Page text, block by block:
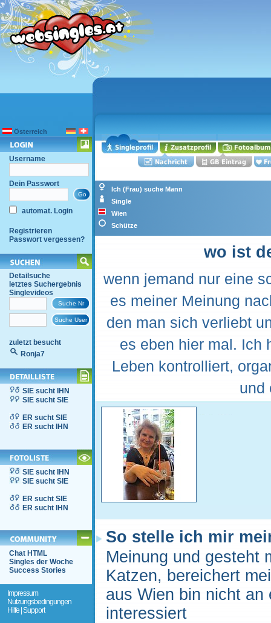
Österreich
Username
Dein Passwort
automat. Login
Registrieren
Passwort vergessen?
Detailsuche
letztes Suchergebnis
Singlevideos
zuletzt besucht
Ronja7
SIE sucht IHN
SIE sucht SIE
ER sucht SIE
ER sucht IHN
SIE sucht IHN
SIE sucht SIE
ER sucht SIE
ER sucht IHN
Chat HTML
Singles der Woche
Success Stories
Impressum
Nutzungsbedingungen
Hilfe | Support
Ich (Frau) suche Mann
Single
Wien
Schütze
wo ist
wenn jemand nur eine
es meiner Meinung
den man sich verliebt
es eben hier mal. Ich
Leben kontrolliert,
und
So stelle ich mir
Meinung und gesteht
Katzen, bereichert
aus Wien bin nicht an
interessiert